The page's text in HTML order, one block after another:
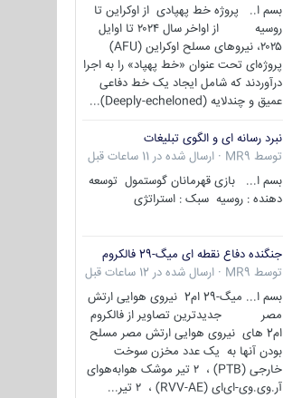
بسم ا.. پروژه خط پهپادی از اوکراین تا
روسیه از اواخر سال ۲۰۲۴ تا اوایل
۲۰۲۵، نیروهای مسلح اوکراین (AFU)
پروژه‌ای تحت عنوان «خط پهپاد» را به اجرا
درآوردند که شامل ایجاد یک خط دفاعی
عمیق و چندلایه (Deeply-echeloned)...
نبرد رسانه ای و الگوی تبلیغات
توسط MR9
· ارسال شده در 11 ساعات قبل
بسم ا... بازی قهرمانان گوستمول توسعه
دهنده : روسیه سبک : استراتژی
جنگنده دفاع نقطه ای میگ-29 فالکروم
توسط MR9
· ارسال شده در 12 ساعات قبل
بسم ا... میگ-29 ام2 نیروی هوایی ارتش
مصر جدیدترین تصاویر از فالکروم
ام2 های نیروی هوایی ارتش مصر مسلح
بودن آنها به یک عدد مخزن سوخت
خارجی (PTB) ، ۲ تیر موشک هوابه‌هوای
آر.وی.وی-ای‌ای (RVV-AE) ، ۲ تیر...